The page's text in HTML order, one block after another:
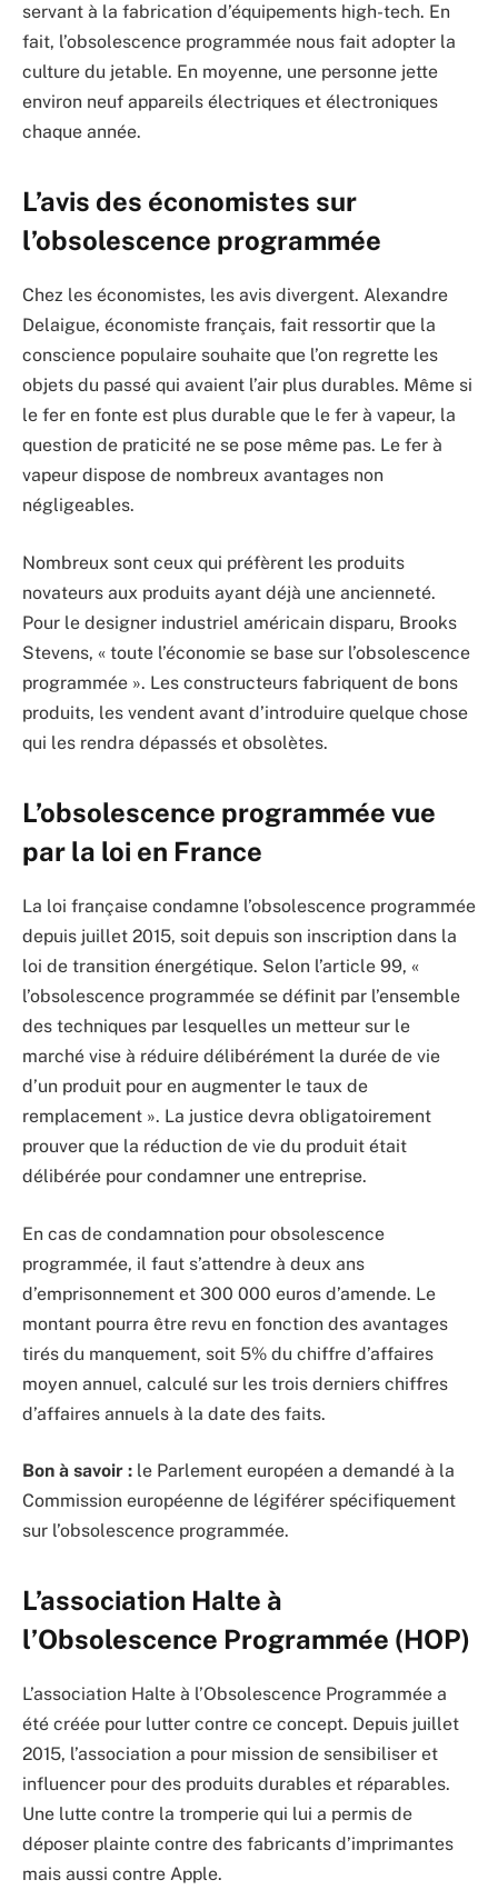
servant à la fabrication d’équipements high-tech. En
fait, l’obsolescence programmée nous fait adopter la
culture du jetable. En moyenne, une personne jette
environ neuf appareils électriques et électroniques
chaque année.
L’avis des économistes sur
l’obsolescence programmée
Chez les économistes, les avis divergent. Alexandre
Delaigue, économiste français, fait ressortir que la
conscience populaire souhaite que l’on regrette les
objets du passé qui avaient l’air plus durables. Même si
le fer en fonte est plus durable que le fer à vapeur, la
question de praticité ne se pose même pas. Le fer à
vapeur dispose de nombreux avantages non
négligeables.
Nombreux sont ceux qui préfèrent les produits
novateurs aux produits ayant déjà une ancienneté.
Pour le designer industriel américain disparu, Brooks
Stevens, « toute l’économie se base sur l’obsolescence
programmée ». Les constructeurs fabriquent de bons
produits, les vendent avant d’introduire quelque chose
qui les rendra dépassés et obsolètes.
L’obsolescence programmée vue
par la loi en France
La loi française condamne l’obsolescence programmée
depuis juillet 2015, soit depuis son inscription dans la
loi de transition énergétique. Selon l’article 99, «
l’obsolescence programmée se définit par l’ensemble
des techniques par lesquelles un metteur sur le
marché vise à réduire délibérément la durée de vie
d’un produit pour en augmenter le taux de
remplacement ». La justice devra obligatoirement
prouver que la réduction de vie du produit était
délibérée pour condamner une entreprise.
En cas de condamnation pour obsolescence
programmée, il faut s’attendre à deux ans
d’emprisonnement et 300 000 euros d’amende. Le
montant pourra être revu en fonction des avantages
tirés du manquement, soit 5% du chiffre d’affaires
moyen annuel, calculé sur les trois derniers chiffres
d’affaires annuels à la date des faits.
Bon à savoir : le Parlement européen a demandé à la
Commission européenne de légiférer spécifiquement
sur l’obsolescence programmée.
L’association Halte à
l’Obsolescence Programmée (HOP)
L’association Halte à l’Obsolescence Programmée a
été créée pour lutter contre ce concept. Depuis juillet
2015, l’association a pour mission de sensibiliser et
influencer pour des produits durables et réparables.
Une lutte contre la tromperie qui lui a permis de
déposer plainte contre des fabricants d’imprimantes
mais aussi contre Apple.